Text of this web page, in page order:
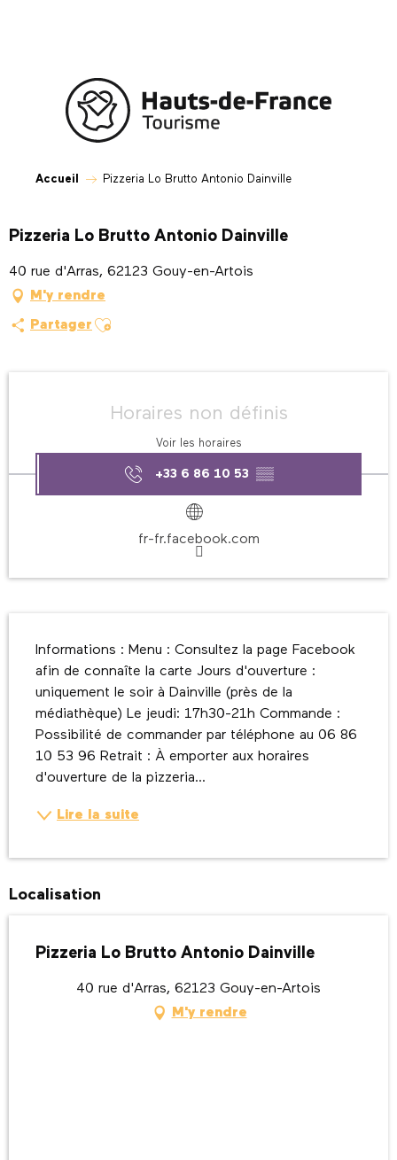
Accueil Pizzeria Lo Brutto Antonio Dainville
Pizzeria Lo Brutto Antonio Dainville
40 rue d'Arras, 62123 Gouy-en-Artois
M'y rendre
Partager Ajouter aux favoris
Horaires non définis
Voir les horaires
+33 6 86 10 53 ▒▒
fr-fr.facebook.com
Informations : Menu : Consultez la page Facebook
afin de connaîte la carte Jours d'ouverture :
uniquement le soir à Dainville (près de la
médiathèque) Le jeudi: 17h30-21h Commande :
Possibilité de commander par téléphone au 06 86
10 53 96 Retrait : À emporter aux horaires
d'ouverture de la pizzeria...
Lire la suite
Localisation
Pizzeria Lo Brutto Antonio Dainville
40 rue d'Arras, 62123 Gouy-en-Artois
M'y rendre